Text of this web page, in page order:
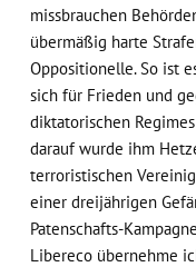
missbrauchen
übermäßig harte
Oppositionelle. So ist
sich für Frieden und
diktatorischen
darauf wurde ihm
terroristischen
einer dreijährigen
Patenschafts-
Libereco übernehme